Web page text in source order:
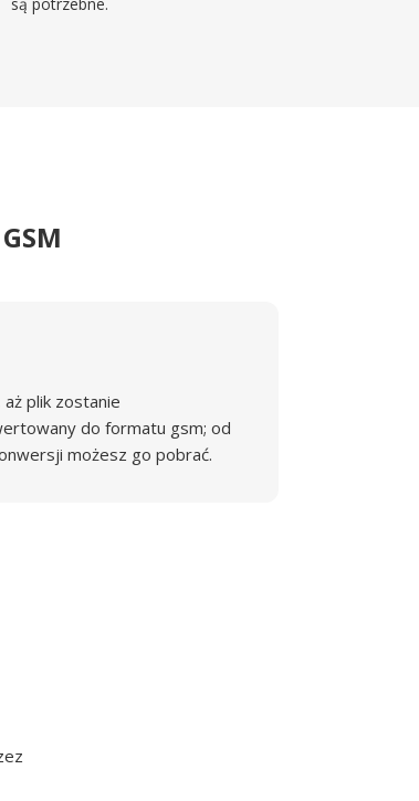
aż plik zostanie
do formatu gsm; od
możesz go pobrać.